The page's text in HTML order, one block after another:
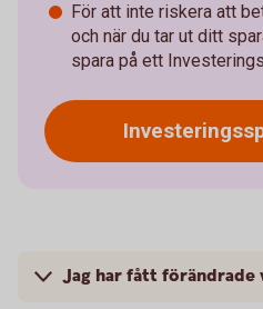
För att inte riskera att
och när du tar ut ditt
spara på ett
Jag har fått förändrade